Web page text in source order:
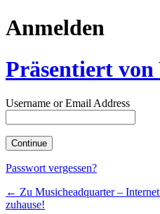
Anmelden
Präsentiert von
Username or Email Address
Passwort vergessen?
← Zu Musicheadquarter –
zuhause!